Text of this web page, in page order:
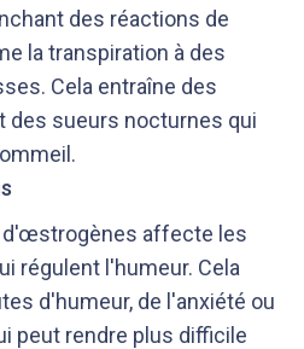
des réactions de
la transpiration à des
Cela entraîne des
des sueurs nocturnes qui
d'œstrogènes affecte les
régulent l'humeur. Cela
d'humeur, de l'anxiété ou
peut rendre plus difficile